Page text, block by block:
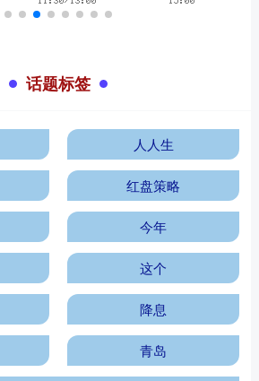
话题标签
人人生
红盘策略
今年
这个
降息
青岛